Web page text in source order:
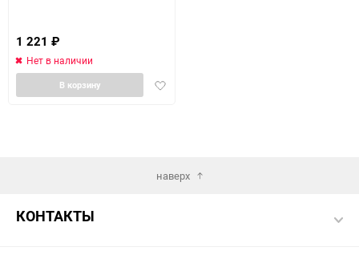
1 221 ₽
Нет в наличии
Добавить
В корзину
наверх
КОНТАКТЫ